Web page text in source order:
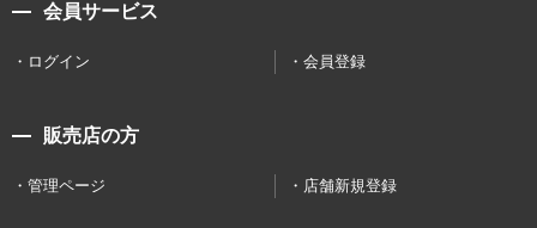
会員サービス
ログイン 会員登録
販売店の方
管理ページ 店舗新規登録